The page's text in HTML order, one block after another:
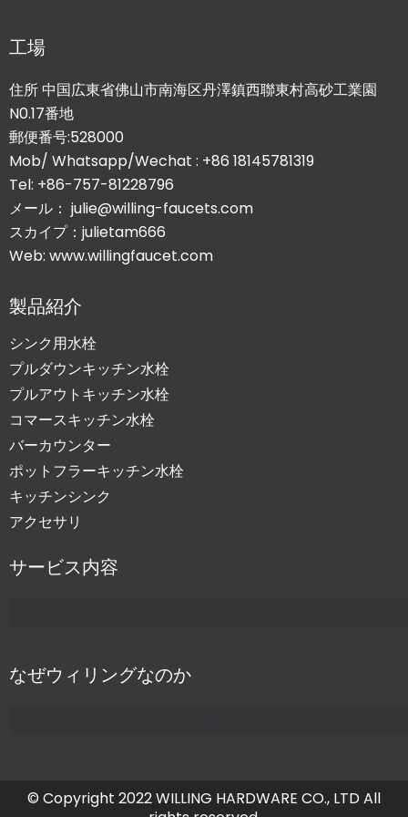
工場
住所 中国広東省佛山市南海区丹澤鎮西聯東村高砂工業園
N0.17番地
郵便番号:528000
Mob/ Whatsapp/Wechat : +86 18145781319
Tel: +86-757-81228796
メール： julie@willing-faucets.com
スカイプ：julietam666
Web: www.willingfaucet.com
製品紹介
シンク用水栓
プルダウンキッチン水栓
プルアウトキッチン水栓
コマースキッチン水栓
バーカウンター
ポットフラーキッチン水栓
キッチンシンク
アクセサリ
サービス内容
なぜウィリングなのか
© Copyright 2022 WILLING HARDWARE CO., LTD All